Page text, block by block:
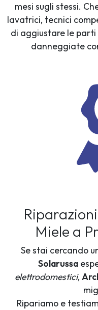
mesi sugli stessi.
lavatrici, tecnici
di aggiustare le
danneggiate
Miele a
Se stai cercando
Solarussa
elettrodomestici,
Ripariamo e